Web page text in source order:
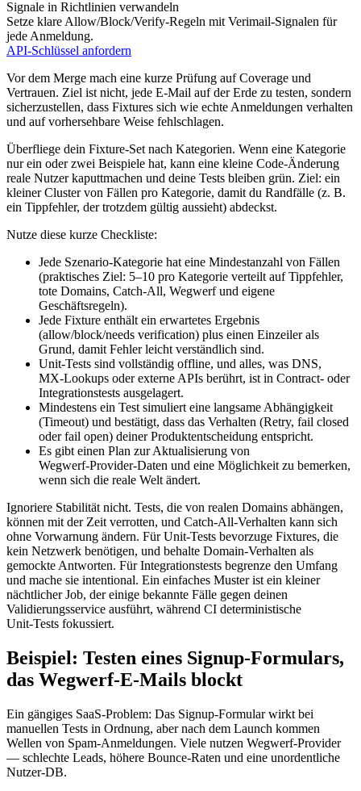
Signale in Richtlinien verwandeln
Setze klare Allow/Block/Verify‑Regeln mit Verimail‑Signalen für
jede Anmeldung.
API‑Schlüssel anfordern
Vor dem Merge mach eine kurze Prüfung auf Coverage und
Vertrauen. Ziel ist nicht, jede E‑Mail auf der Erde zu testen, sondern
sicherzustellen, dass Fixtures sich wie echte Anmeldungen verhalten
und auf vorhersehbare Weise fehlschlagen.
Überfliege dein Fixture‑Set nach Kategorien. Wenn eine Kategorie
nur ein oder zwei Beispiele hat, kann eine kleine Code‑Änderung
reale Nutzer kaputtmachen und deine Tests bleiben grün. Ziel: ein
kleiner Cluster von Fällen pro Kategorie, damit du Randfälle (z. B.
ein Tippfehler, der trotzdem gültig aussieht) abdeckst.
Nutze diese kurze Checkliste:
Jede Szenario‑Kategorie hat eine Mindestanzahl von Fällen
(praktisches Ziel: 5–10 pro Kategorie verteilt auf Tippfehler,
tote Domains, Catch‑All, Wegwerf und eigene
Geschäftsregeln).
Jede Fixture enthält ein erwartetes Ergebnis
(allow/block/needs verification) plus einen Einzeiler als
Grund, damit Fehler leicht verständlich sind.
Unit‑Tests sind vollständig offline, und alles, was DNS,
MX‑Lookups oder externe APIs berührt, ist in Contract‑ oder
Integrationstests ausgelagert.
Mindestens ein Test simuliert eine langsame Abhängigkeit
(Timeout) und bestätigt, dass das Verhalten (Retry, fail closed
oder fail open) deiner Produktentscheidung entspricht.
Es gibt einen Plan zur Aktualisierung von
Wegwerf‑Provider‑Daten und eine Möglichkeit zu bemerken,
wenn sich die reale Welt ändert.
Ignoriere Stabilität nicht. Tests, die von realen Domains abhängen,
können mit der Zeit verrotten, und Catch‑All‑Verhalten kann sich
ohne Vorwarnung ändern. Für Unit‑Tests bevorzuge Fixtures, die
kein Netzwerk benötigen, und behalte Domain‑Verhalten als
gemockte Antworten. Für Integrationstests begrenze den Umfang
und mache sie intentional. Ein einfaches Muster ist ein kleiner
nächtlicher Job, der einige bekannte Fälle gegen deinen
Validierungsservice ausführt, während CI deterministische
Unit‑Tests fokussiert.
Beispiel: Testen eines Signup‑Formulars,
das Wegwerf‑E‑Mails blockt
Ein gängiges SaaS‑Problem: Das Signup‑Formular wirkt bei
manuellen Tests in Ordnung, aber nach dem Launch kommen
Wellen von Spam‑Anmeldungen. Viele nutzen Wegwerf‑Provider
— schlechte Leads, höhere Bounce‑Raten und eine unordentliche
Nutzer‑DB.